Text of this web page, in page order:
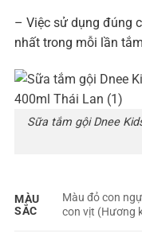
– Việc sử dụng đúng
nhất trong mỗi lần
Sữa tắm gội Dnee
MÀU
SẮC
Màu đỏ con
con vịt (Hương